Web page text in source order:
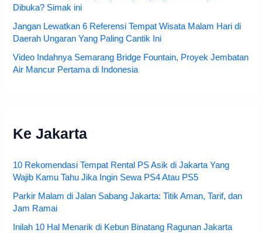
Dibuka? Simak ini
Jangan Lewatkan 6 Referensi Tempat Wisata Malam Hari di
Daerah Ungaran Yang Paling Cantik Ini
Video Indahnya Semarang Bridge Fountain, Proyek Jembatan
Air Mancur Pertama di Indonesia
Ke Jakarta
10 Rekomendasi Tempat Rental PS Asik di Jakarta Yang
Wajib Kamu Tahu Jika Ingin Sewa PS4 Atau PS5
Parkir Malam di Jalan Sabang Jakarta: Titik Aman, Tarif, dan
Jam Ramai
Inilah 10 Hal Menarik di Kebun Binatang Ragunan Jakarta